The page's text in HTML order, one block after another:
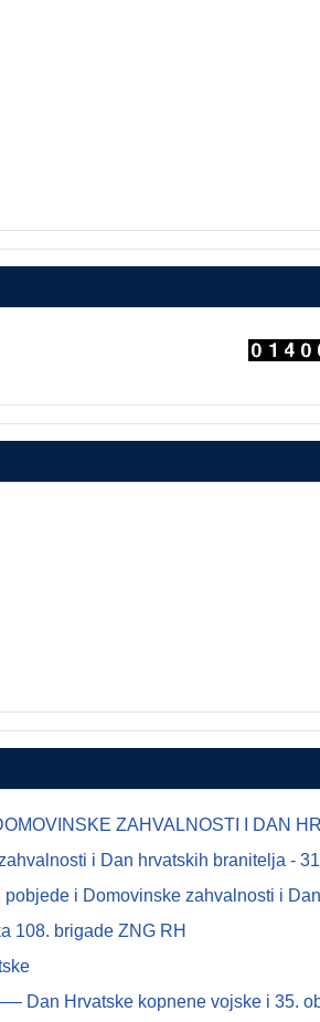
ZAHVALNOSTI I DAN
i Dan hrvatskih branitelja -
i Domovinske zahvalnosti i
108. brigade ZNG RH
Hrvatske kopnene vojske i 35.